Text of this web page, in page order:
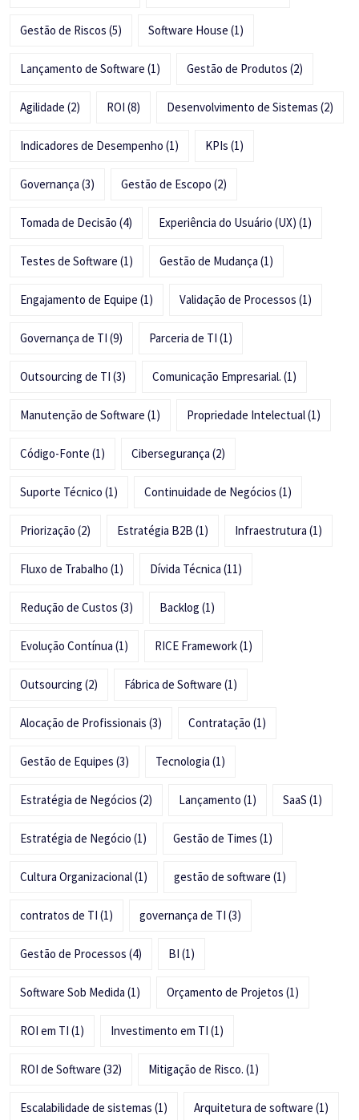
Gestão de Riscos (5) Software House (1)
Lançamento de Software (1) Gestão de Produtos (2)
Agilidade (2) ROI (8) Desenvolvimento de Sistemas (2)
Indicadores de Desempenho (1) KPIs (1)
Governança (3) Gestão de Escopo (2)
Tomada de Decisão (4) Experiência do Usuário (UX) (1)
Testes de Software (1) Gestão de Mudança (1)
Engajamento de Equipe (1) Validação de Processos (1)
Governança de TI (9) Parceria de TI (1)
Outsourcing de TI (3) Comunicação Empresarial. (1)
Manutenção de Software (1) Propriedade Intelectual(1)
Código-Fonte (1) Cibersegurança (2)
Suporte Técnico (1) Continuidade de Negócios (1)
Priorização (2) Estratégia B2B (1) Infraestrutura (1)
Fluxo de Trabalho (1) Dívida Técnica (11)
Redução de Custos (3) Backlog (1)
Evolução Contínua (1) RICE Framework(1)
Outsourcing (2) Fábrica de Software (1)
Alocação de Profissionais (3) Contratação (1)
Gestão de Equipes (3) Tecnologia (1)
Estratégia de Negócios (2) Lançamento (1) SaaS (1)
Estratégia de Negócio (1) Gestão de Times (1)
Cultura Organizacional(1) gestão de software (1)
contratos de TI (1) governança de TI (3)
Gestão de Processos (4) BI (1)
Software Sob Medida (1) Orçamento de Projetos (1)
ROI em TI (1) Investimento em TI (1)
ROI de Software (32) Mitigação de Risco. (1)
Escalabilidade de sistemas (1) Arquitetura de software (1)